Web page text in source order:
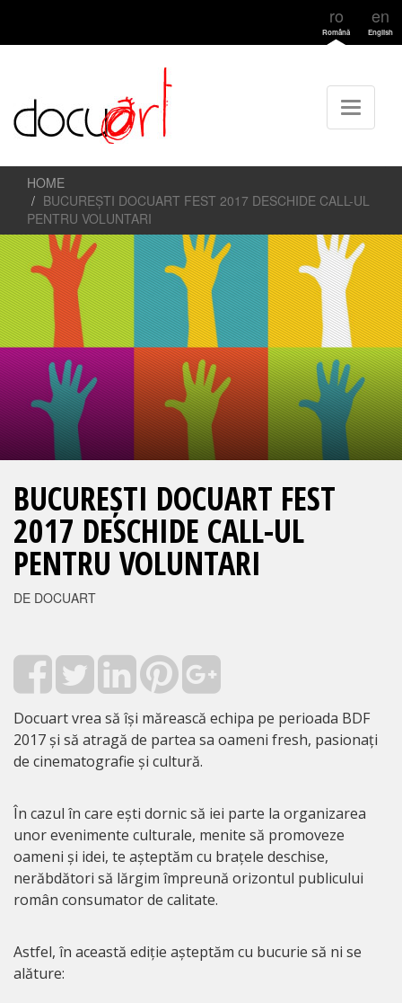
ro
Română
en
English
HOME
BUCUREȘTI DOCUART FEST 2017 DESCHIDE CALL-UL
PENTRU VOLUNTARI
BUCUREȘTI DOCUART FEST
2017 DESCHIDE CALL-UL
PENTRU VOLUNTARI
DE DOCUART
Docuart vrea să își mărească echipa pe perioada BDF
2017 și să atragă de partea sa oameni fresh, pasionați
de cinematografie și cultură.
În cazul în care ești dornic să iei parte la organizarea
unor evenimente culturale, menite să promoveze
oameni și idei, te așteptăm cu brațele deschise,
nerăbdători să lărgim împreună orizontul publicului
român consumator de calitate.
Astfel, în această ediție așteptăm cu bucurie să ni se
alăture: